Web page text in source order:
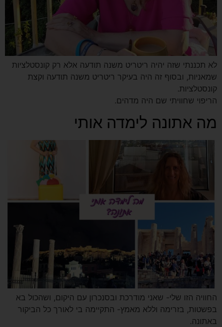
לא תכננתי שזה יהיה ריטריט משנה תודעה אלא רק קונסטלציות
שמאניות, ובסוף זה היה בעיקר ריטריט משנה תודעה וקצת
קונסטלציות.
הריפוי שחוויתי שם היה מדהים.
מה אתונה לימדה אותי
החוויה הזו שלי- שאני מודרכת ובסנכרון עם היקום, ושהכול בא
בפשטות, בזרימה וללא מאמץ- התקיימה בי לאורך כל הביקור
באתונה.